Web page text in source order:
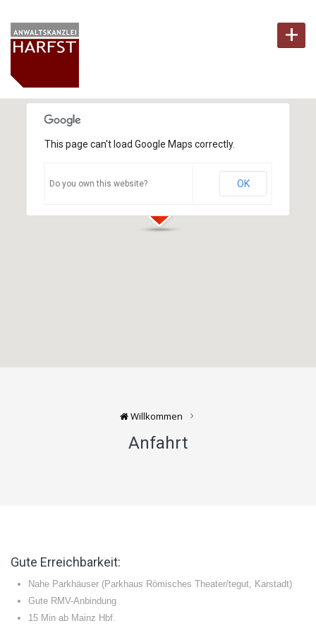
+
This page can't load Google Maps correctly.
Do you own this website? OK
Willkommen
Anfahrt
Gute Erreichbarkeit:
Nahe Parkhäuser (Parkhaus Römisches Theater/tegut, Karstadt)
Gute RMV-Anbindung
15 Min ab Mainz Hbf.